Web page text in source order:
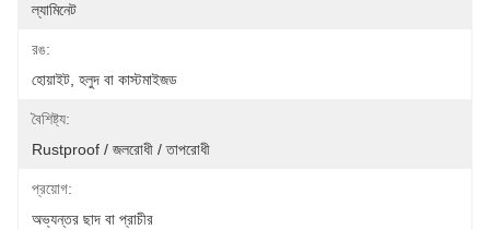
ল্যামিনেট
রঙ:
হোয়াইট, হলুদ বা কাস্টমাইজড
বৈশিষ্ট্য:
Rustproof / জলরোধী / তাপরোধী
প্রয়োগ:
অভ্যন্তর ছাদ বা প্রাচীর